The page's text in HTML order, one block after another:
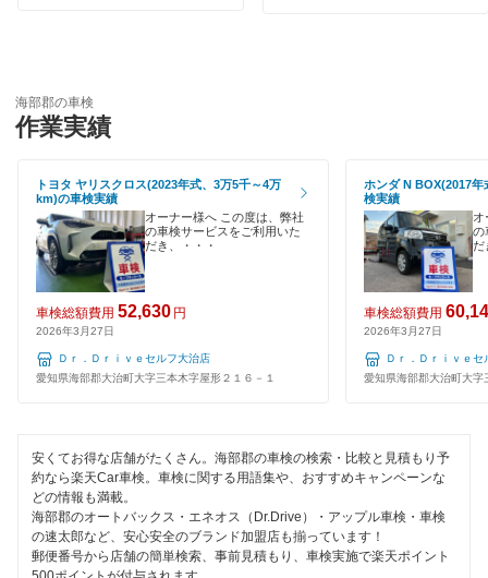
蒲郡市
北設楽郡
北名古屋市
清須市
江南市
小牧市
瀬戸市
高浜市
田原市
ハイブリッド車OK
120分以内の車検
1日車検
夜間受付
整備保証
海部郡の車検
作業実績
トヨタ ヤリスクロス(2023年式、3万5千～4万
km)の車検実績
オーナー様へ この度は、弊社
の車検サービスをご利用いた
だき、・・・
車検総額費用 52,630 円
2026年3月27日
Ｄｒ．Ｄｒｉｖｅセルフ大治店
愛知県海部郡大治町大字三本木字屋形２１６－１
ホンダ N BOX(2017
検実績
オ
の
だ
車検総額費用
2026年3月27日
Ｄｒ．Ｄｒｉｖｅセ
愛知県海部郡大治町大字
安くてお得な店舗がたくさん。海部郡の車検の検索・比較と見積もり予
約なら楽天Car車検。車検に関する用語集や、おすすめキャンペーンな
どの情報も満載。
海部郡のオートバックス・エネオス（Dr.Drive）・アップル車検・車検
の速太郎など、安心安全のブランド加盟店も揃っています！
郵便番号から店舗の簡単検索、事前見積もり、車検実施で楽天ポイント